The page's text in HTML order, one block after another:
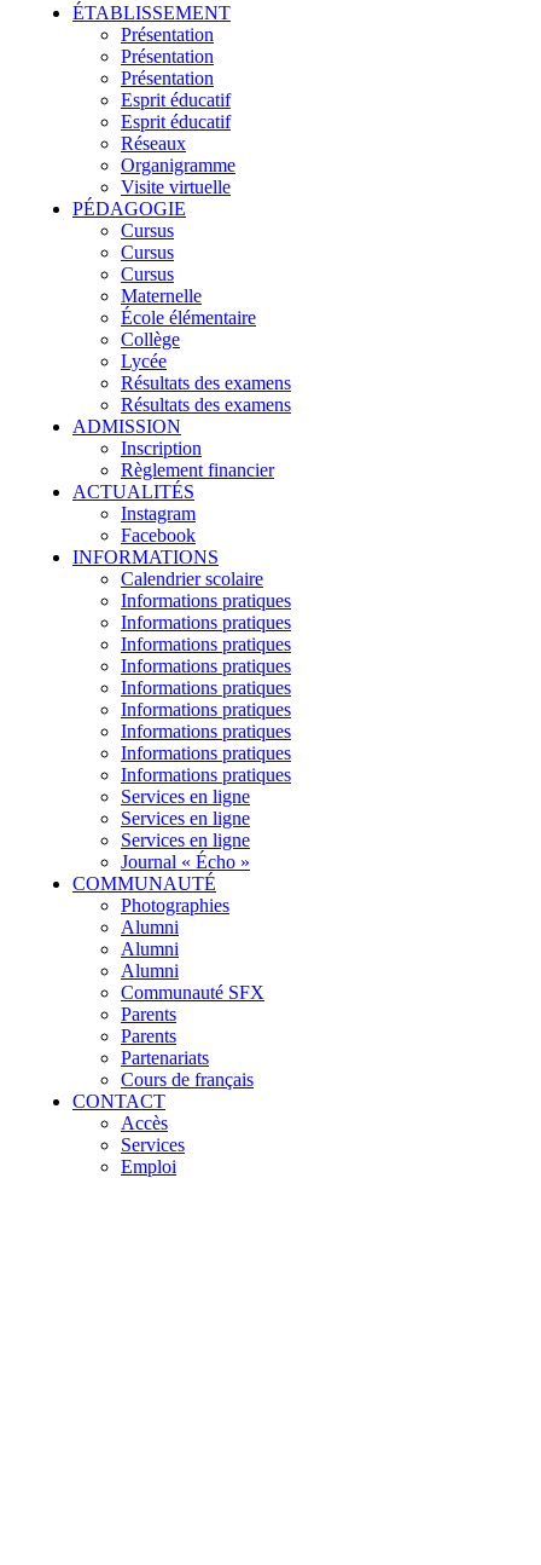
ÉTABLISSEMENT
Présentation
Présentation
Présentation
Esprit éducatif
Esprit éducatif
Réseaux
Organigramme
Visite virtuelle
PÉDAGOGIE
Cursus
Cursus
Cursus
Maternelle
École élémentaire
Collège
Lycée
Résultats des examens
Résultats des examens
ADMISSION
Inscription
Règlement financier
ACTUALITÉS
Instagram
Facebook
INFORMATIONS
Calendrier scolaire
Informations pratiques
Informations pratiques
Informations pratiques
Informations pratiques
Informations pratiques
Informations pratiques
Informations pratiques
Informations pratiques
Informations pratiques
Services en ligne
Services en ligne
Services en ligne
Journal « Écho »
COMMUNAUTÉ
Photographies
Alumni
Alumni
Alumni
Communauté SFX
Parents
Parents
Partenariats
Cours de français
CONTACT
Accès
Services
Emploi